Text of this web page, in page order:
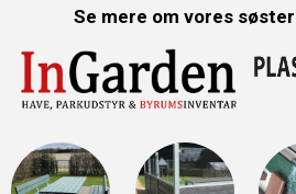
Se mere om vores